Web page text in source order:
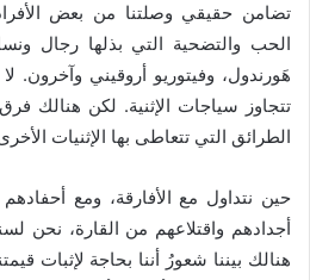
تضامن حقيقي وصلتنا من بعض الأفراد
الحب والتضحية التي بذلها رجال
هَورندول، وفيتوريو أروقيني وآخرون. لا
تتجاوز سياجات الإثنية. لكن هنالك
الطرائق التي تتعاطى بها الإثنيات
حين نتداول مع الأفارقة، ومع أحفادهم
أجدادهم واقتلاعهم من القارة، نحن
هنالك بيننا شعورُ أننا بحاجة لإثبات